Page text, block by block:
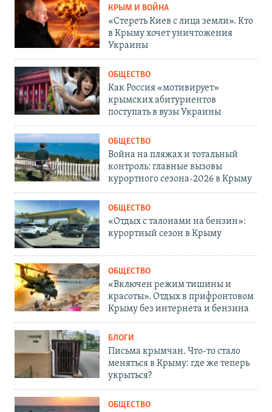
КРЫМ И ВОЙНА
«Стереть Киев с лица земли». Кто
в Крыму хочет уничтожения
Украины
ОБЩЕСТВО
Как Россия «мотивирует»
крымских абитуриентов
поступать в вузы Украины
ОБЩЕСТВО
Война на пляжах и тотальный
контроль: главные вызовы
курортного сезона-2026 в Крыму
ОБЩЕСТВО
«Отдых с талонами на бензин»:
курортный сезон в Крыму
ОБЩЕСТВО
«Включен режим тишины и
красоты». Отдых в прифронтовом
Крыму без интернета и бензина
БЛОГИ
Письма крымчан. Что-то стало
меняться в Крыму: где же теперь
укрыться?
ОБЩЕСТВО